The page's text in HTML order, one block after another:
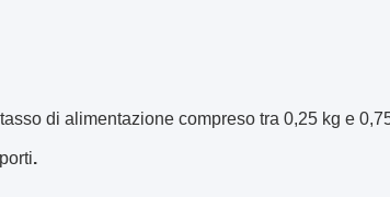
di alimentazione compreso tra 0,25 kg e
.